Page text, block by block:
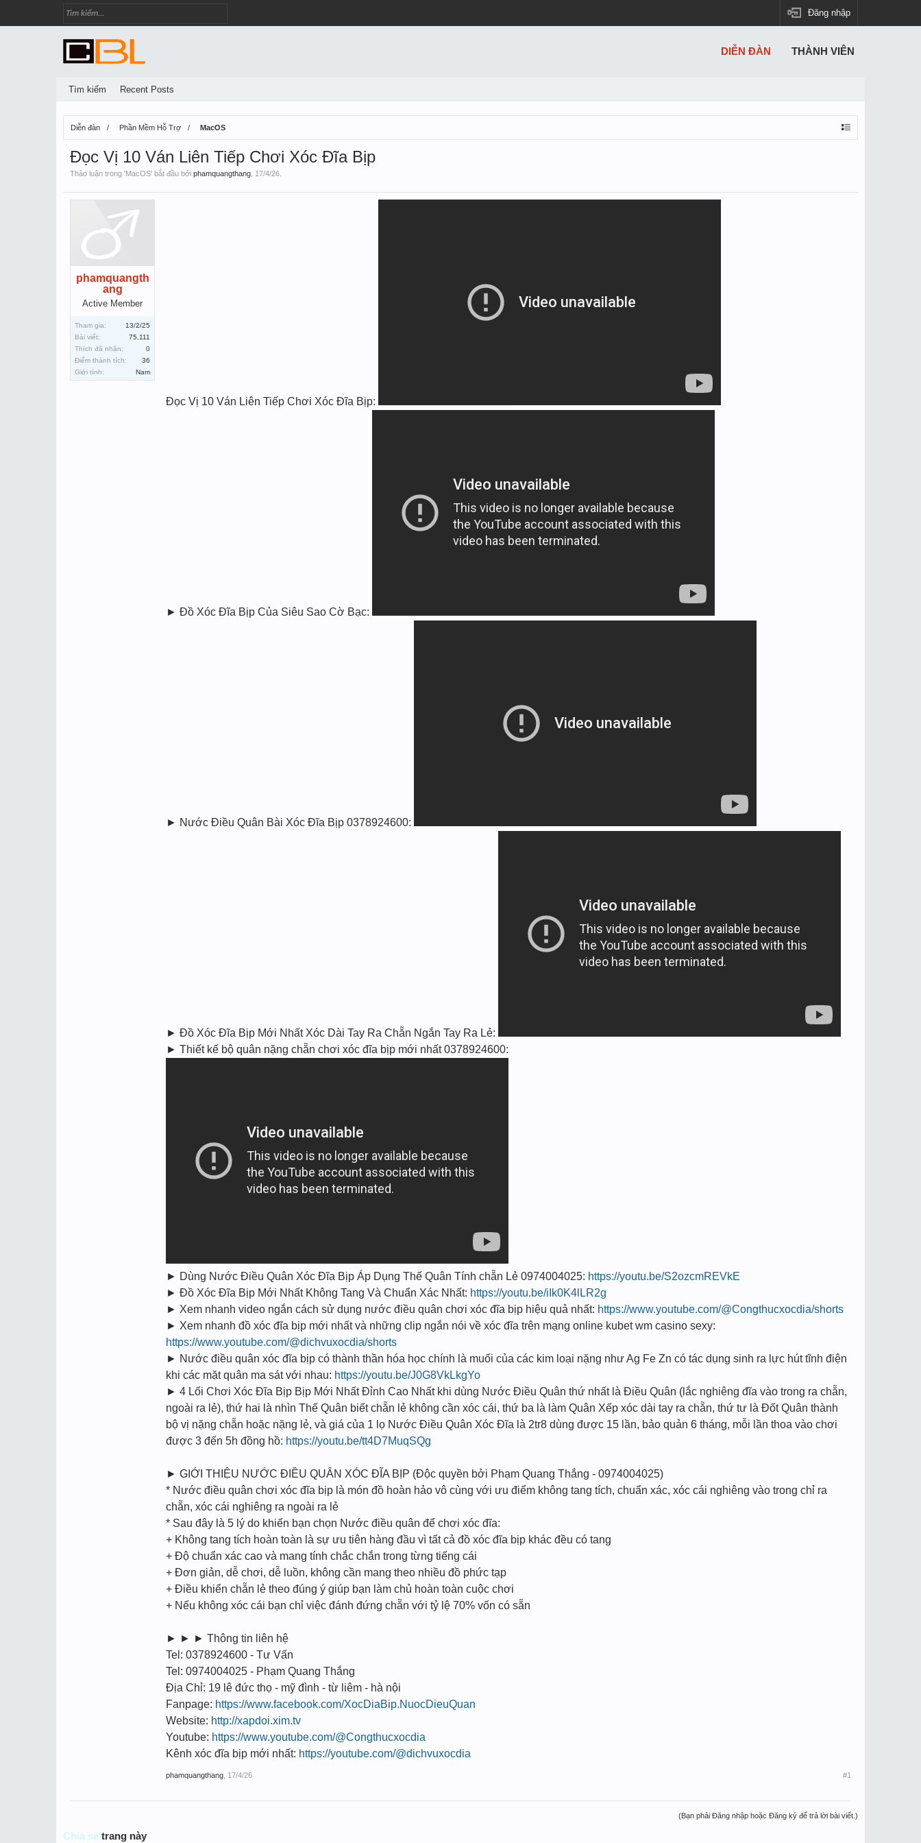
Đăng nhập
Diễn đàn Phần Mềm Hỗ Trợ MacOS
Đọc Vị 10 Ván Liên Tiếp Chơi Xóc Đĩa Bịp
Thảo luận trong 'MacOS' bắt đầu bởi phamquangthang 17/4/26
phamquangth
ang
Active Member
Tham gia:
13/2/25
Bài viết:
75,111
Thích đã nhận:
0
Điểm thành tích:
36
Giới tính:
Nam
Đọc Vị 10 Ván Liên Tiếp Chơi Xóc Đĩa Bịp:
► Đồ Xóc Đĩa Bịp Của Siêu Sao Cờ Bạc:
► Nước Điều Quân Bài Xóc Đĩa Bịp 0378924600:
► Đồ Xóc Đĩa Bịp Mới Nhất Xóc Dài Tay Ra Chẵn Ngắn Tay Ra Lẻ:
► Thiết kế bộ quân nặng chẵn chơi xóc đĩa bịp mới nhất 0378924600:
► Dùng Nước Điều Quân Xóc Đĩa Bịp Áp Dụng Thế Quân Tính chẵn Lẻ 0974004025: https://youtu.be/S2ozcmREVkE
► Đồ Xóc Đĩa Bịp Mới Nhất Không Tang Và Chuẩn Xác Nhất: https://youtu.be/iIk0K4lLR2g
► Xem nhanh video ngắn cách sử dụng nước điều quân chơi xóc đĩa bịp hiệu quả nhất: https://www.youtube.com/@Congthucxocdia/shorts
► Xem nhanh đồ xóc đĩa bịp mới nhất và những clip ngắn nói về xóc đĩa trên mạng online kubet wm casino sexy:
https://www.youtube.com/@dichvuxocdia/shorts
► Nước điều quân xóc đĩa bịp có thành thần hóa học chính là muối của các kim loại nặng như Ag Fe Zn có tác dụng sinh ra lực hút tĩnh điện
khi các mặt quân ma sát với nhau: https://youtu.be/J0G8VkLkgYo
► 4 Lối Chơi Xóc Đĩa Bịp Bịp Mới Nhất Đỉnh Cao Nhất khi dùng Nước Điều Quân thứ nhất là Điều Quân (lắc nghiêng đĩa vào trong ra chẵn,
ngoài ra lẻ), thứ hai là nhìn Thế Quân biết chẵn lẻ không cần xóc cái, thứ ba là làm Quân Xếp xóc dài tay ra chẵn, thứ tư là Đốt Quân thành
bộ vị nặng chẵn hoặc nặng lẻ, và giá của 1 lọ Nước Điều Quân Xóc Đĩa là 2tr8 dùng được 15 lần, bảo quản 6 tháng, mỗi lần thoa vào chơi
được 3 đến 5h đồng hồ: https://youtu.be/tt4D7MuqSQg
► GIỚI THIỆU NƯỚC ĐIỀU QUÂN XÓC ĐĨA BỊP (Độc quyền bởi Phạm Quang Thắng - 0974004025)
* Nước điều quân chơi xóc đĩa bịp là món đồ hoàn hảo vô cùng với ưu điểm không tang tích, chuẩn xác, xóc cái nghiêng vào trong chỉ ra
chẵn, xóc cái nghiêng ra ngoài ra lẻ
* Sau đây là 5 lý do khiến bạn chọn Nước điều quân để chơi xóc đĩa:
+ Không tang tích hoàn toàn là sự ưu tiên hàng đầu vì tất cả đồ xóc đĩa bịp khác đều có tang
+ Độ chuẩn xác cao và mang tính chắc chắn trong từng tiếng cái
+ Đơn giản, dễ chơi, dễ luồn, không cần mang theo nhiều đồ phức tạp
+ Điều khiển chẵn lẻ theo đúng ý giúp bạn làm chủ hoàn toàn cuộc chơi
+ Nếu không xóc cái bạn chỉ việc đánh đứng chẵn với tỷ lệ 70% vốn có sẵn
► ► ► Thông tin liên hệ
Tel: 0378924600 - Tư Vấn
Tel: 0974004025 - Phạm Quang Thắng
Địa Chỉ: 19 lê đức thọ - mỹ đình - từ liêm - hà nội
Fanpage: https://www.facebook.com/XocDiaBip.NuocDieuQuan
Website: http://xapdoi.xim.tv
Youtube: https://www.youtube.com/@Congthucxocdia
Kênh xóc đĩa bịp mới nhất: https://youtube.com/@dichvuxocdia
phamquangthang 17/4/26 #1
(Bạn phải Đăng nhập hoặc Đăng ký để trả lời bài viết.)
Chia sẻ trang này
DIỄN ĐÀN
Tìm kiếm Recent Posts
THÀNH VIÊN